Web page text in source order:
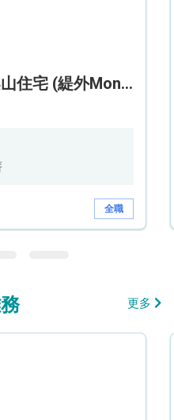
客戶服務主管 - 畢架山住宅 (緹外Mont Verra)
全職
更多